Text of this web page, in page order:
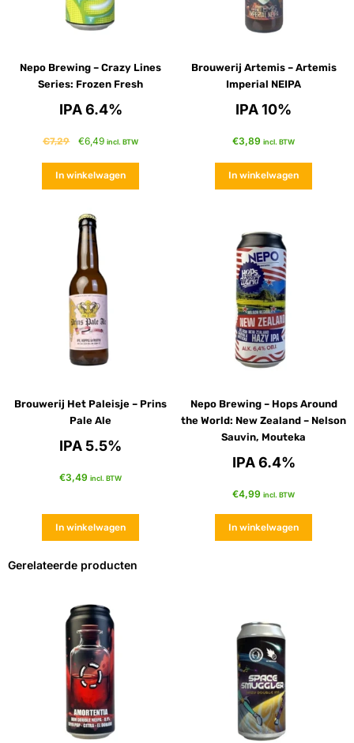
Nepo Brewing – Crazy Lines
Series: Frozen Fresh
IPA 6.4%
€7,29 €6,49 incl. BTW
In winkelwagen
Brouwerij Artemis – Artemis
Imperial NEIPA
IPA 10%
€3,89 incl. BTW
In winkelwagen
Brouwerij Het Paleisje – Prins
Pale Ale
IPA 5.5%
€3,49 incl. BTW
In winkelwagen
Nepo Brewing – Hops Around
the World: New Zealand – Nelson
Sauvin, Mouteka
IPA 6.4%
€4,99 incl. BTW
In winkelwagen
Gerelateerde producten